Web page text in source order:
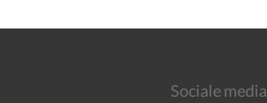
Sociale media